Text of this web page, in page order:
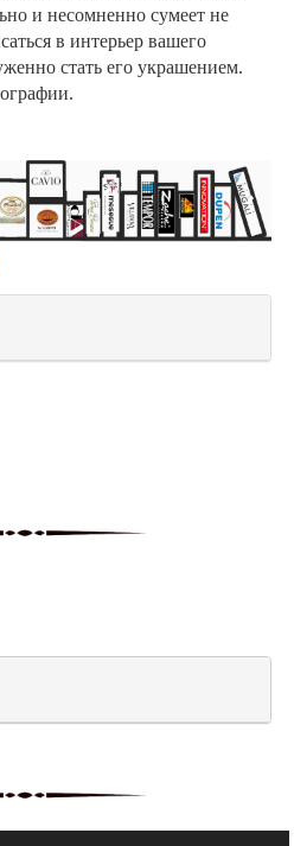
и несомненно сумеет не
в интерьер вашего
стать его украшением.